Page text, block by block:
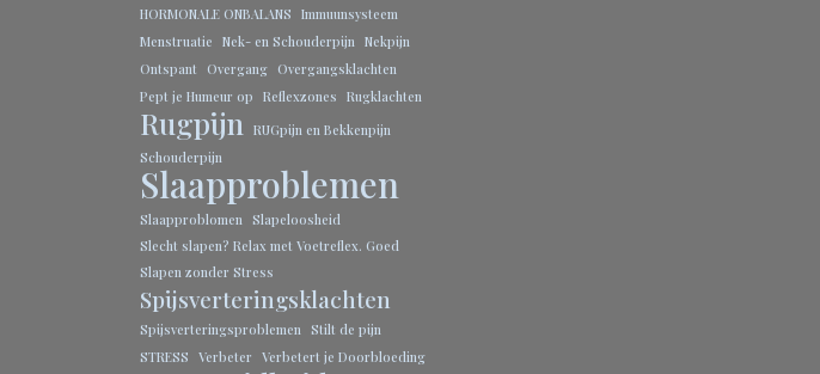
HORMONALE ONBALANS Immuunsysteem
Menstruatie Nek- en Schouderpijn Nekpijn
Ontspant
Overgang Overgangsklachten
Pept je Humeur op Reflexzones Rugklachten
Rugpijn
RUGpijn en Bekkenpijn
Schouderpijn
Slaapproblemen
Slaapproblomen Slapeloosheid
Slecht slapen? Relax met Voetreflex. Goed
Slapen zonder Stress
Spijsverteringsklachten
Spijsverteringsproblemen Stilt de pijn
STRESS Verbeter Verbetert je Doorbloeding